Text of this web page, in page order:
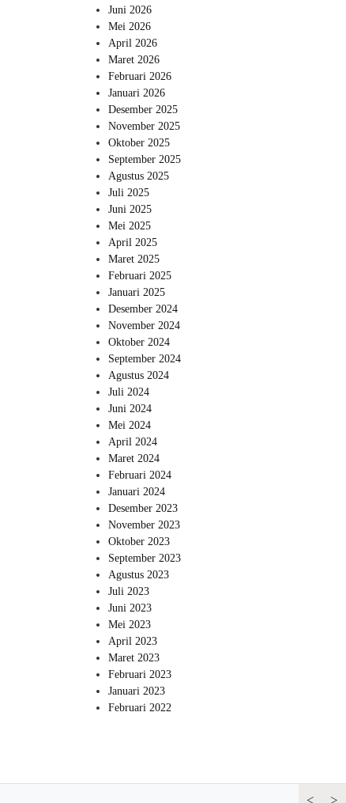
Juni 2026
Mei 2026
April 2026
Maret 2026
Februari 2026
Januari 2026
Desember 2025
November 2025
Oktober 2025
September 2025
Agustus 2025
Juli 2025
Juni 2025
Mei 2025
April 2025
Maret 2025
Februari 2025
Januari 2025
Desember 2024
November 2024
Oktober 2024
September 2024
Agustus 2024
Juli 2024
Juni 2024
Mei 2024
April 2024
Maret 2024
Februari 2024
Januari 2024
Desember 2023
November 2023
Oktober 2023
September 2023
Agustus 2023
Juli 2023
Juni 2023
Mei 2023
April 2023
Maret 2023
Februari 2023
Januari 2023
Februari 2022